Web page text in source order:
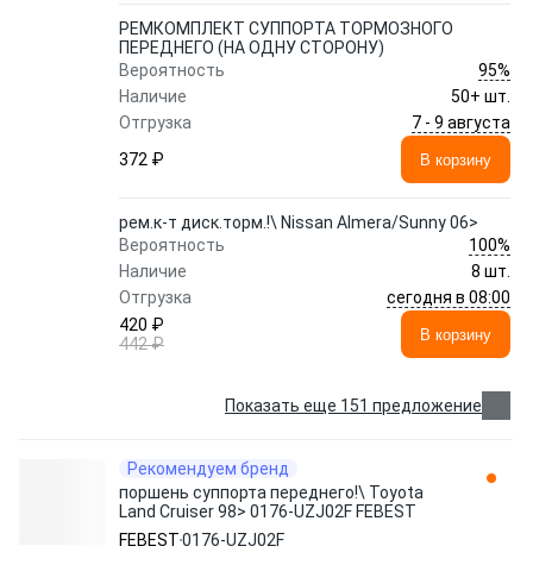
РЕМКОМПЛЕКТ СУППОРТА ТОРМОЗНОГО
ПЕРЕДНЕГО (НА ОДНУ СТОРОНУ)
Вероятность
95%
Наличие
50+ шт.
Отгрузка
7 - 9 августа
372 ₽
В корзину
рем.к-т диск.торм.!\ Nissan Almera/Sunny 06>
Вероятность
100%
Наличие
8 шт.
Отгрузка
сегодня в 08:00
420 ₽
442 ₽
В корзину
Показать еще 151 предложение
Рекомендуем бренд
поршень суппорта переднего!\ Toyota
Land Cruiser 98> 0176-UZJ02F FEBEST
FEBEST0176-UZJ02F